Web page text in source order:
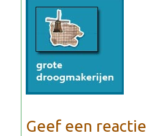
Geef een reactie